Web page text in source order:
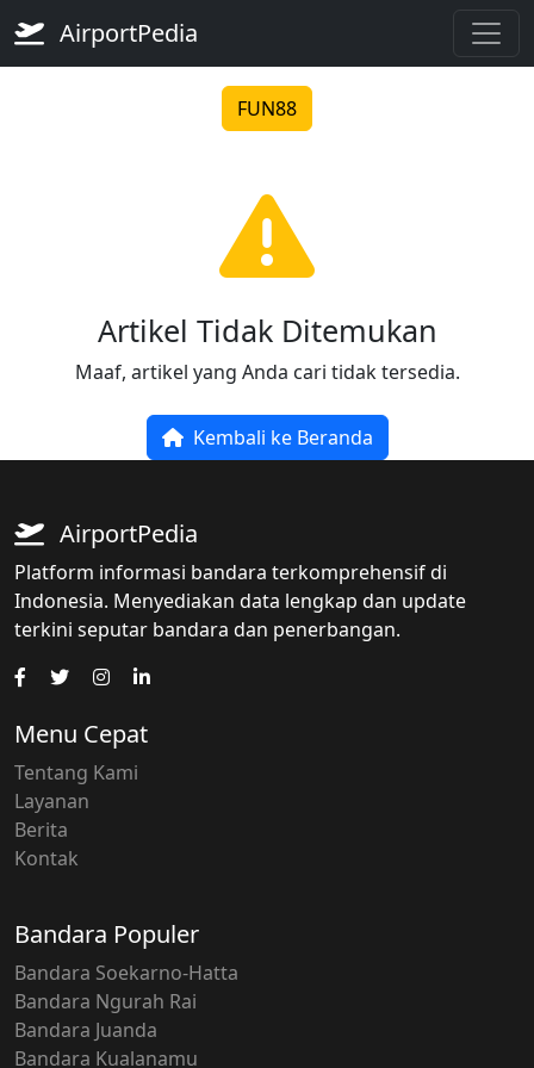
AirportPedia
FUN88
Artikel Tidak Ditemukan
Maaf, artikel yang Anda cari tidak tersedia.
Kembali ke Beranda
AirportPedia
Platform informasi bandara terkomprehensif di
Indonesia. Menyediakan data lengkap dan update
terkini seputar bandara dan penerbangan.
Menu Cepat
Tentang Kami
Layanan
Berita
Kontak
Bandara Populer
Bandara Soekarno-Hatta
Bandara Ngurah Rai
Bandara Juanda
Bandara Kualanamu